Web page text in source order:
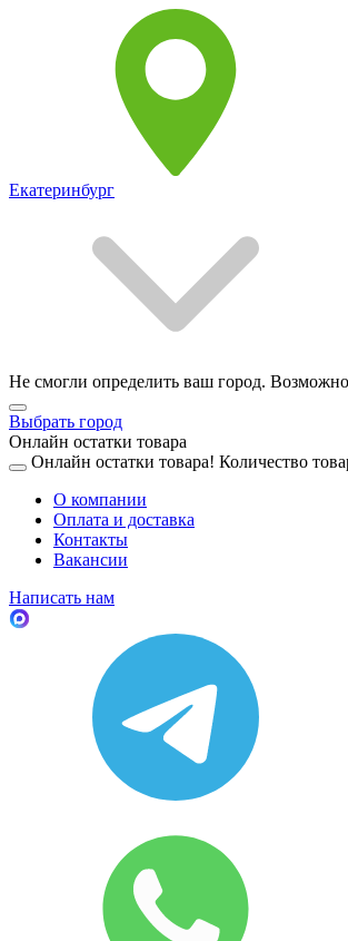
Екатеринбург
Не смогли определить ваш город.
Выбрать город
Онлайн остатки товара
Онлайн остатки товара! Количество
О компании
Оплата и доставка
Контакты
Вакансии
Написать нам